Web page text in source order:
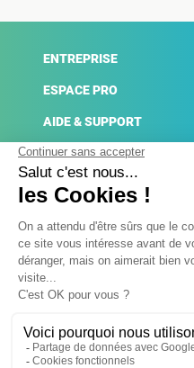
ENTREPRISE
ESPACE PRO
AIDE & SUPPORT
ACTUALITÉS
Conditions